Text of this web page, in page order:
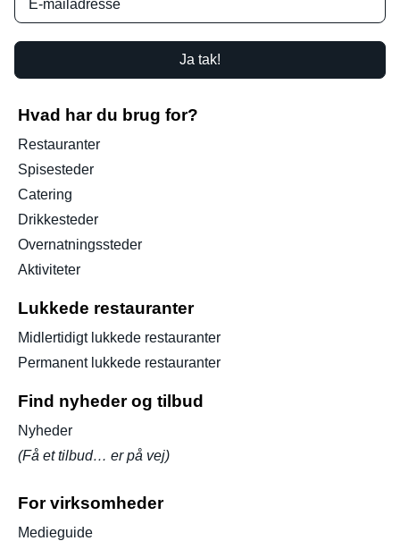
Ja tak!
Hvad har du brug for?
Restauranter
Spisesteder
Catering
Drikkesteder
Overnatningssteder
Aktiviteter
Lukkede restauranter
Midlertidigt lukkede restauranter
Permanent lukkede restauranter
Find nyheder og tilbud
Nyheder
(Få et tilbud… er på vej)
For virksomheder
Medieguide